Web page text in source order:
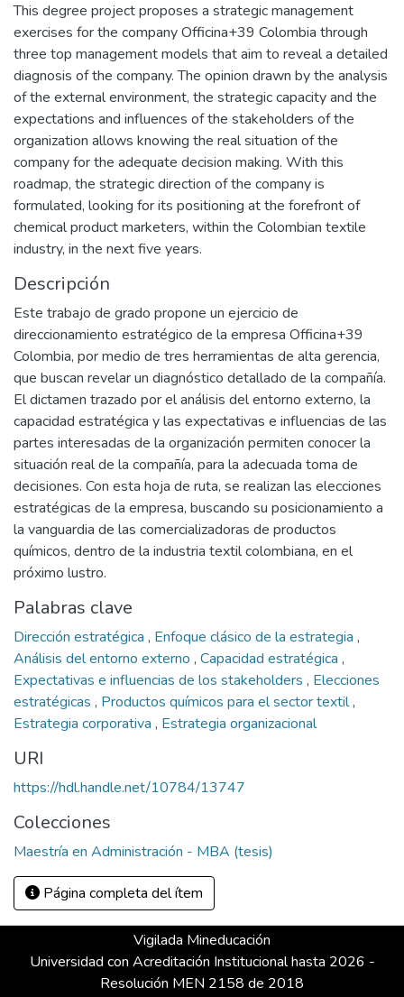
This degree project proposes a strategic management
exercises for the company Officina+39 Colombia through
three top management models that aim to reveal a detailed
diagnosis of the company. The opinion drawn by the analysis
of the external environment, the strategic capacity and the
expectations and influences of the stakeholders of the
organization allows knowing the real situation of the
company for the adequate decision making. With this
roadmap, the strategic direction of the company is
formulated, looking for its positioning at the forefront of
chemical product marketers, within the Colombian textile
industry, in the next five years.
Descripción
Este trabajo de grado propone un ejercicio de
direccionamiento estratégico de la empresa Officina+39
Colombia, por medio de tres herramientas de alta gerencia,
que buscan revelar un diagnóstico detallado de la compañía.
El dictamen trazado por el análisis del entorno externo, la
capacidad estratégica y las expectativas e influencias de las
partes interesadas de la organización permiten conocer la
situación real de la compañía, para la adecuada toma de
decisiones. Con esta hoja de ruta, se realizan las elecciones
estratégicas de la empresa, buscando su posicionamiento a
la vanguardia de las comercializadoras de productos
químicos, dentro de la industria textil colombiana, en el
próximo lustro.
Palabras clave
Dirección estratégica , Enfoque clásico de la estrategia ,
Análisis del entorno externo , Capacidad estratégica ,
Expectativas e influencias de los stakeholders , Elecciones
estratégicas , Productos químicos para el sector textil,
Estrategia corporativa , Estrategia organizacional
URI
https://hdl.handle.net/10784/13747
Colecciones
Maestría en Administración - MBA (tesis)
Página completa del ítem
Vigilada Mineducación
Universidad con Acreditación Institucional hasta 2026 -
Resolución MEN 2158 de 2018